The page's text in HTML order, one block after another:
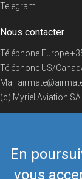
En
vous
Telegram
Nous contacter
Téléphone Europe
Téléphone US/
Mail
(c) Myriel Aviation SA
© 2019 Airmate -